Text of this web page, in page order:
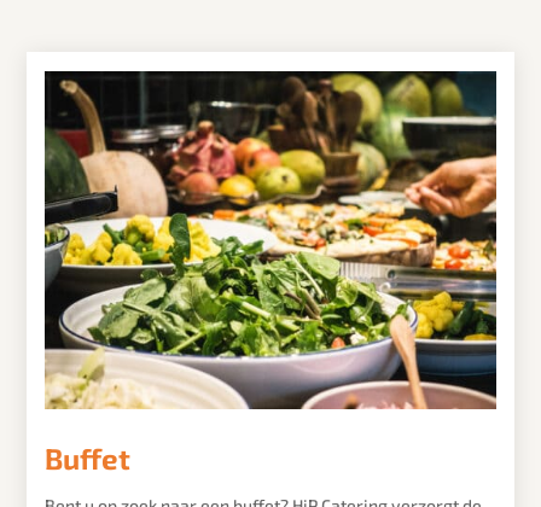
Buffet